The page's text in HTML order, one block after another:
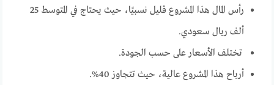
رأس المال هذا المشروع قليل نسبيًا، حيث يحتاج في المتوسط 25
ألف ريال سعودي.
تختلف الأسعار على حسب الجودة.
أرباح هذا المشروع عالية، حيث تتجاوز 40%.